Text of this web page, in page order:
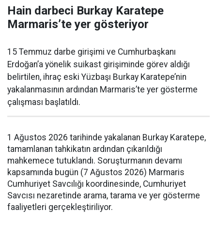
Hain darbeci Burkay Karatepe
Marmaris’te yer gösteriyor
15 Temmuz darbe girişimi ve Cumhurbaşkanı
Erdoğan’a yönelik suikast girişiminde görev aldığı
belirtilen, ihraç eski Yüzbaşı Burkay Karatepe’nin
yakalanmasının ardından Marmaris’te yer gösterme
çalışması başlatıldı.
1 Ağustos 2026 tarihinde yakalanan Burkay Karatepe,
tamamlanan tahkikatın ardından çıkarıldığı
mahkemece tutuklandı. Soruşturmanın devamı
kapsamında bugün (7 Ağustos 2026) Marmaris
Cumhuriyet Savcılığı koordinesinde, Cumhuriyet
Savcısı nezaretinde arama, tarama ve yer gösterme
faaliyetleri gerçekleştiriliyor.